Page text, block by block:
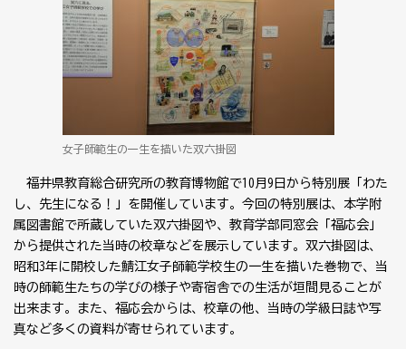
女子師範生の一生を描いた双六掛図
福井県教育総合研究所の教育博物館で10 月 9 日から特別展「わた
し、先生になる！」を開催しています。今回の特別展は、本学附
属図書館で所蔵していた双六掛図や、教育学部同窓会「福応会」
から提供された当時の校章などを展示しています。双六掛図は、
昭和3年に開校した鯖江女子師範学校生の一生を描いた巻物で、当
時の師範生たちの学びの様子や寄宿舎での生活が垣間見ることが
出来ます。また、福応会からは、校章の他、当時の学級日誌や写
真など多くの資料が寄せられています。